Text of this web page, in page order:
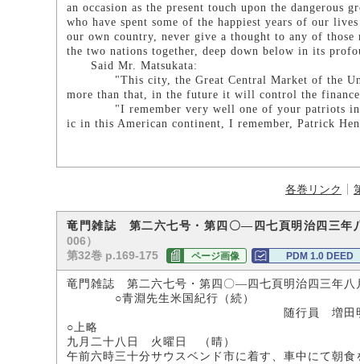
an occasion as the present touch upon the
who have spent some of the happiest years of our
our own country, never give a thought to any of
the two nations together, deep down below in its
Said Mr. Matsukata:
"This city, the Great Central Market of the
more than that, in the future it will control the
"I remember very well one of your patriots in
ic in this American continent, I remember, Patrick
各巻リンク
竜門雑誌 第二六七号・第四〇―四七頁明治四三
006）
第32巻 p.169-175
ページ画像 PDM 1.0 DEED
竜門雑誌 第二六七号・第四〇―四七頁明治四三年八
○青淵先生米国紀行（続）
随行員 増田明
○上略
九月二十八日 火曜日 （晴）
午前六時三十分サウスベンド市に着す、車中にて朝